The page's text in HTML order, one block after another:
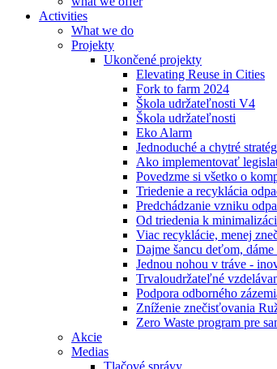
Activities
What we do
Projekty
Ukončené projekty
Elevating Reuse in Cities
Fork to farm 2024
Škola udržateľnosti V4
Škola udržateľnosti
Eko Alarm
Jednoduché a chytré
Ako implementovať
Povedzme si všetko o
Triedenie a recyklácia
Predchádzanie vzniku
Od triedenia k
Viac recyklácie, menej
Dajme šancu deťom,
Jednou nohou v tráve -
Trvaloudržateľné
Podpora odborného
Zníženie znečisťovania
Zero Waste program pre
Akcie
Medias
Tlačové správy